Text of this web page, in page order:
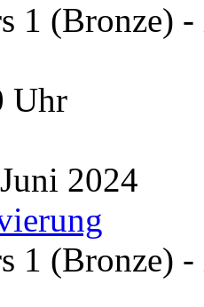
1 (Bronze)
Uhr
2024
1 (Bronze)